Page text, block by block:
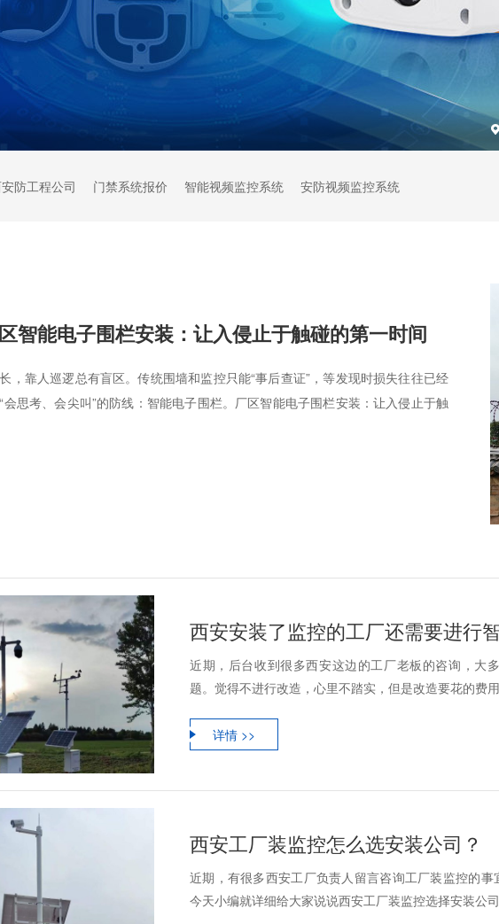
防工程公司 门禁系统报价 智能视频监控系统 安防视频监控系统
智能电子围栏安装：让入侵止于触碰的第一时间
，靠人巡逻总有盲区。传统围墙和监控只能“事后查证”，等发现时损失往往已经
会思考、会尖叫”的防线：智能电子围栏。厂区智能电子围栏安装：让入侵止于触
西安安装了监控的工厂还需要进行
近期，后台收到很多西安这边的工厂老板的咨询，大
题。觉得不进行改造，心里不踏实，但是改造要花的费
详情 >>
西安工厂装监控怎么选安装公司？
近期，有很多西安工厂负责人留言咨询工厂装监控的事
今天小编就详细给大家说说西安工厂装监控选择安装公司